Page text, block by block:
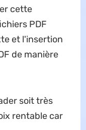
cette
PDF
et l'insertion
de manière
soit très
rentable car